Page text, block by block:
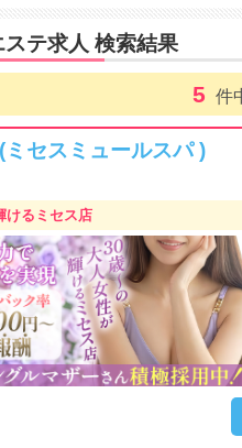
テ求人 検索結果
5 件
セスミュールスパ )
けるミセス店